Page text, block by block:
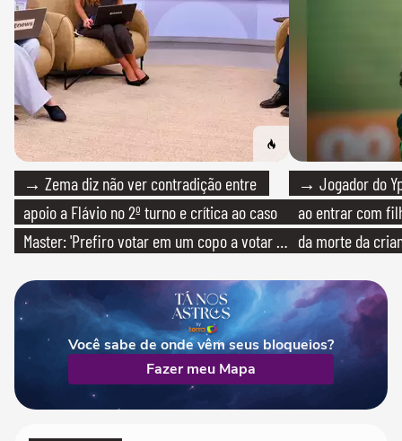
→ Zema diz não ver contradição entre
apoio a Flávio no 2º turno e crítica ao caso
Master: 'Prefiro votar em um copo a votar no
→ Jogador do
ao entrar com
da morte da
Você sabe de onde vêm seus bloqueios?
Fazer meu Mapa